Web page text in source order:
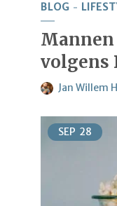
BLOG
volgens
Jan Willem
SEP 28